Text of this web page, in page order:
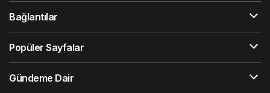
Bağlantılar
Popüler Sayfalar
Gündeme Dair